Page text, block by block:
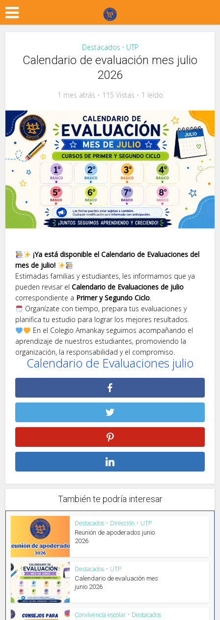
Destacados • UTP
Calendario de evaluación mes julio
2026
1 mes atrás 115 Vistas 1 leído
¡Ya está disponible el Calendario de Evaluaciones del
mes de julio!
Estimadas familias y estudiantes, les informamos que ya
pueden revisar elCalendario de Evaluaciones de julio
correspondiente a Primer y Segundo Ciclo.
Organízate con tiempo, prepara tus evaluaciones y
planifica tu estudio para lograr los mejores resultados.
En el Colegio Amankay seguimos acompañando el
aprendizaje de nuestros estudiantes, promoviendo la
organización, la responsabilidad y el compromiso.
Calendario de Evaluaciones julio
También te podría interesar
Destacados • Dirección • UTP
Reunión de apoderados junio
2026
Destacados • UTP
Calendario de evaluación mes
junio 2026
Convivencia escolar • Destacados